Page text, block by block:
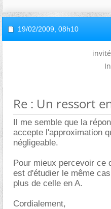
19/02/2009, 08h10
Re : Un ressort
Il me semble que la
accepte l'approximation
négligeable.
Pour mieux percevoir ce
est d'étudier le même
plus de celle en A.
Cordialement,